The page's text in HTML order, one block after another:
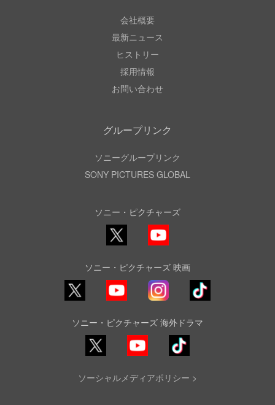
会社概要
最新ニュース
ヒストリー
採用情報
お問い合わせ
グループリンク
ソニーグループリンク
SONY PICTURES GLOBAL
ソニー・ピクチャーズ
X
YouTube
ソニー・ピクチャーズ 映画
YouTube Instagram
TikTok
ソニー・ピクチャーズ 海外ドラマ
YouTube
TikTok
ソーシャルメディアポリシー >